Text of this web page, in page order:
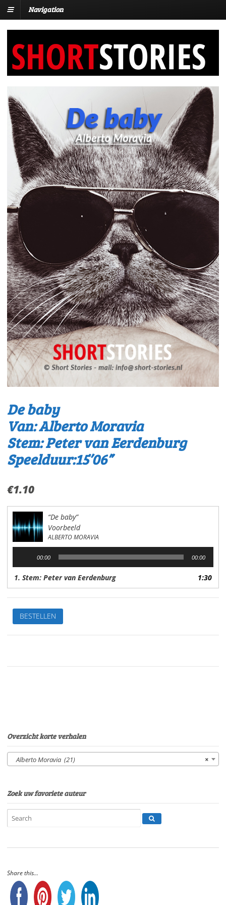
Navigation
De baby
Van: Alberto Moravia
Stem: Peter van Eerdenburg
Speelduur:15’06”
€1.10
“De baby”
Voorbeeld
ALBERTO MORAVIA
00:00 00:00
1. Stem: Peter van Eerdenburg 1:30
De
babyVan:
Alberto
van
BESTELLEN
Overzicht korte verhalen
×
Alberto Moravia (21)
Zoek uw favoriete auteur
Share this...